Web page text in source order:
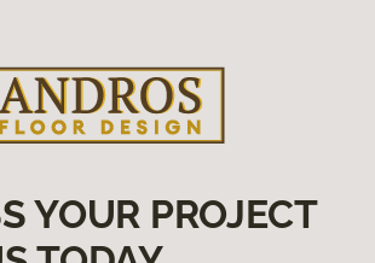
YOUR PROJECT